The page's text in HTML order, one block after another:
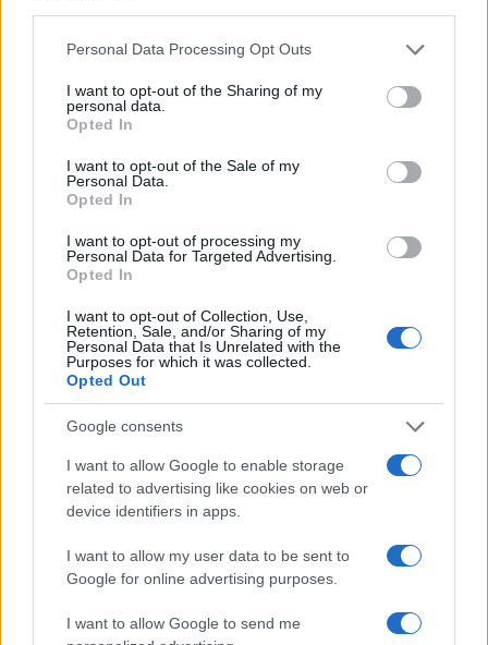
Personal Data Processing Opt Outs
I want to opt-out of the Sharing of my
personal data.
Opted In
I want to opt-out of the Sale of my
Personal Data.
Opted In
I want to opt-out of processing my
Personal Data for Targeted Advertising.
Opted In
I want to opt-out of Collection, Use,
Retention, Sale, and/or Sharing of my
Personal Data that Is Unrelated with the
Purposes for which it was collected.
Opted Out
Google consents
I want to allow Google to enable storage
related to advertising like cookies on web or
device identifiers in apps.
I want to allow my user data to be sent to
Google for online advertising purposes.
I want to allow Google to send me
ecologica“? Ovviamente con un po’ di legami
“queer”, di esperimenti di “poliamore” e di
“incontri informali”. Ma occhio a non desiderare
è superare l’alternativa tra essere asceti frustrati o
libertini disincantati, cercando invece di coltivare
desideri organici e sostenibili che rendano
omaggio alla matrice ambientale che li ha
bunga? No, ovviamente, ma “forme di socialità
sensuale meno esclusive e più insolite”. E cioè?
dell’incomprensibile. “Contro questa visione,
contro questa ‘economia libidinale’ – scrive il
libidinale’, un vero e proprio Green Deal erotico.
In cui la Natura (…) torni a essere fusa con Eros,
come lo era in Lucrezio. Si tratta insomma di